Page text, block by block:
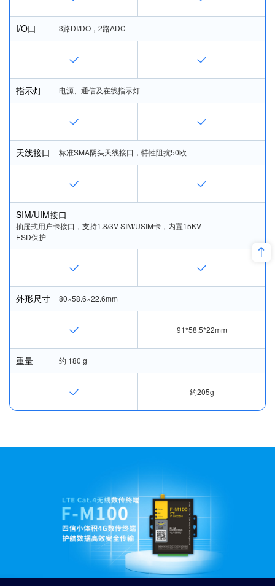
I/O口 3路DI/DO，2路ADC
指示灯 电源、通信及在线指示灯
天线接口 标准SMA阴头天线接口，特性阻抗50欧
SIM/UIM接口
抽屉式用户卡接口，支持1.8/3V SIM/USIM卡，内置15KV
ESD保护
外形尺寸 80×58.6×22.6mm
91*58.5*22mm
重量 约 180 g
约205g